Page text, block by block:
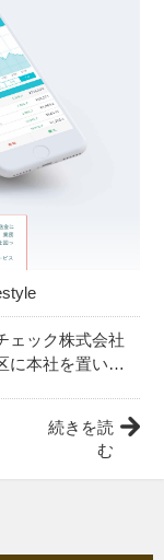
ェック株式会社
に本社を置い…
続きを読
む